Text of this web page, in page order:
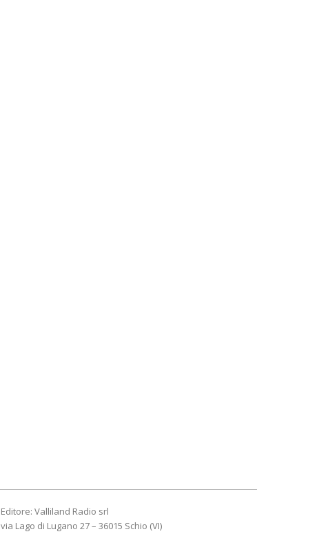
Editore: Valliland Radio srl
via Lago di Lugano 27 – 36015 Schio (VI)